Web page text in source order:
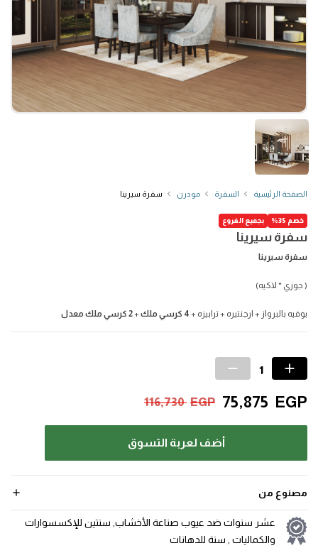
الصفحة الرئيسية السفرة مودرن سفرة سيرينا
سفرة سيرينا
خصم 35% بجميع الفروع
سفرة سيرينا
( جوزي * لاكيه)
بوفيه بالبرواز + ارجنتيره + ترابيزه + +2 كرسي ملك معدل
116,730 EGP 75,875 EGP
أضف لعربة التسوق
مصنوع من
عشر سنوات ضد عيوب صناعة الأخشاب, سنتين للإكسسوارات
والكماليات , سنة للدهانات